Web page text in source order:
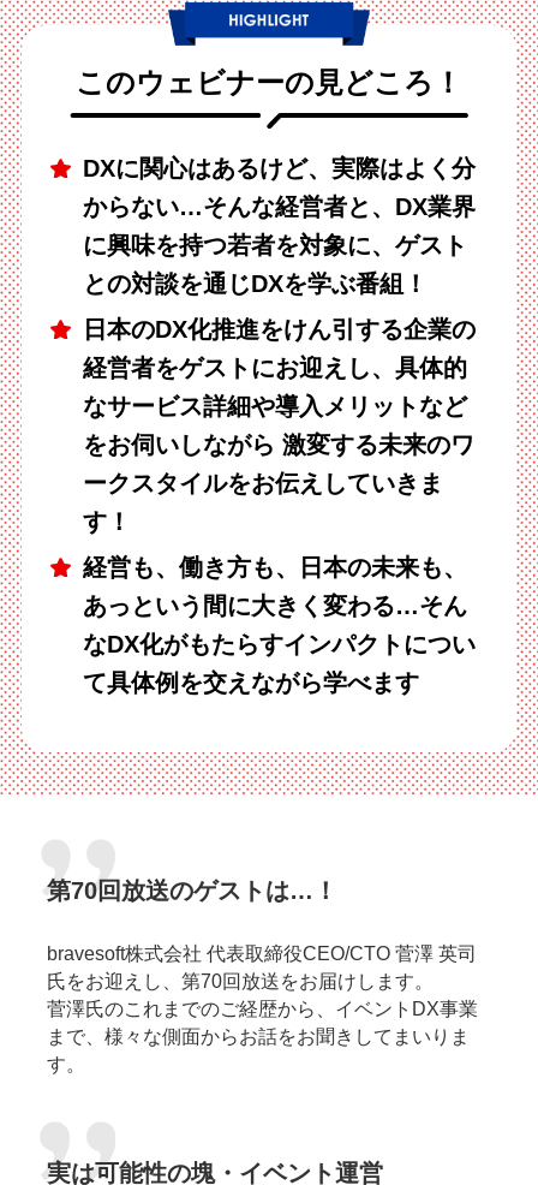
このウェビナーの見どころ！
DXに関心はあるけど、実際はよく分
からない…そんな経営者と、DX業界
に興味を持つ若者を対象に、ゲスト
との対談を通じDXを学ぶ番組！
日本のDX化推進をけん引する企業の
経営者をゲストにお迎えし、具体的
なサービス詳細や導入メリットなど
をお伺いしながら 激変する未来のワ
ークスタイルをお伝えしていきま
す！
経営も、働き方も、日本の未来も、
あっという間に大きく変わる…そん
なDX化がもたらすインパクトについ
て具体例を交えながら学べます
第70回放送のゲストは…！
bravesoft株式会社 代表取締役CEO/CTO 菅澤 英司
氏をお迎えし、第70回放送をお届けします。
菅澤氏のこれまでのご経歴から、イベントDX事業
まで、様々な側面からお話をお聞きしてまいりま
す。
実は可能性の塊・イベント運営